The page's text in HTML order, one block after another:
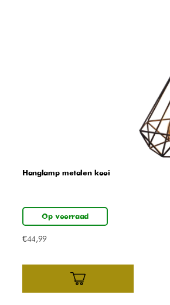
Hanglamp metalen kooi
Op voorraad
€44,99